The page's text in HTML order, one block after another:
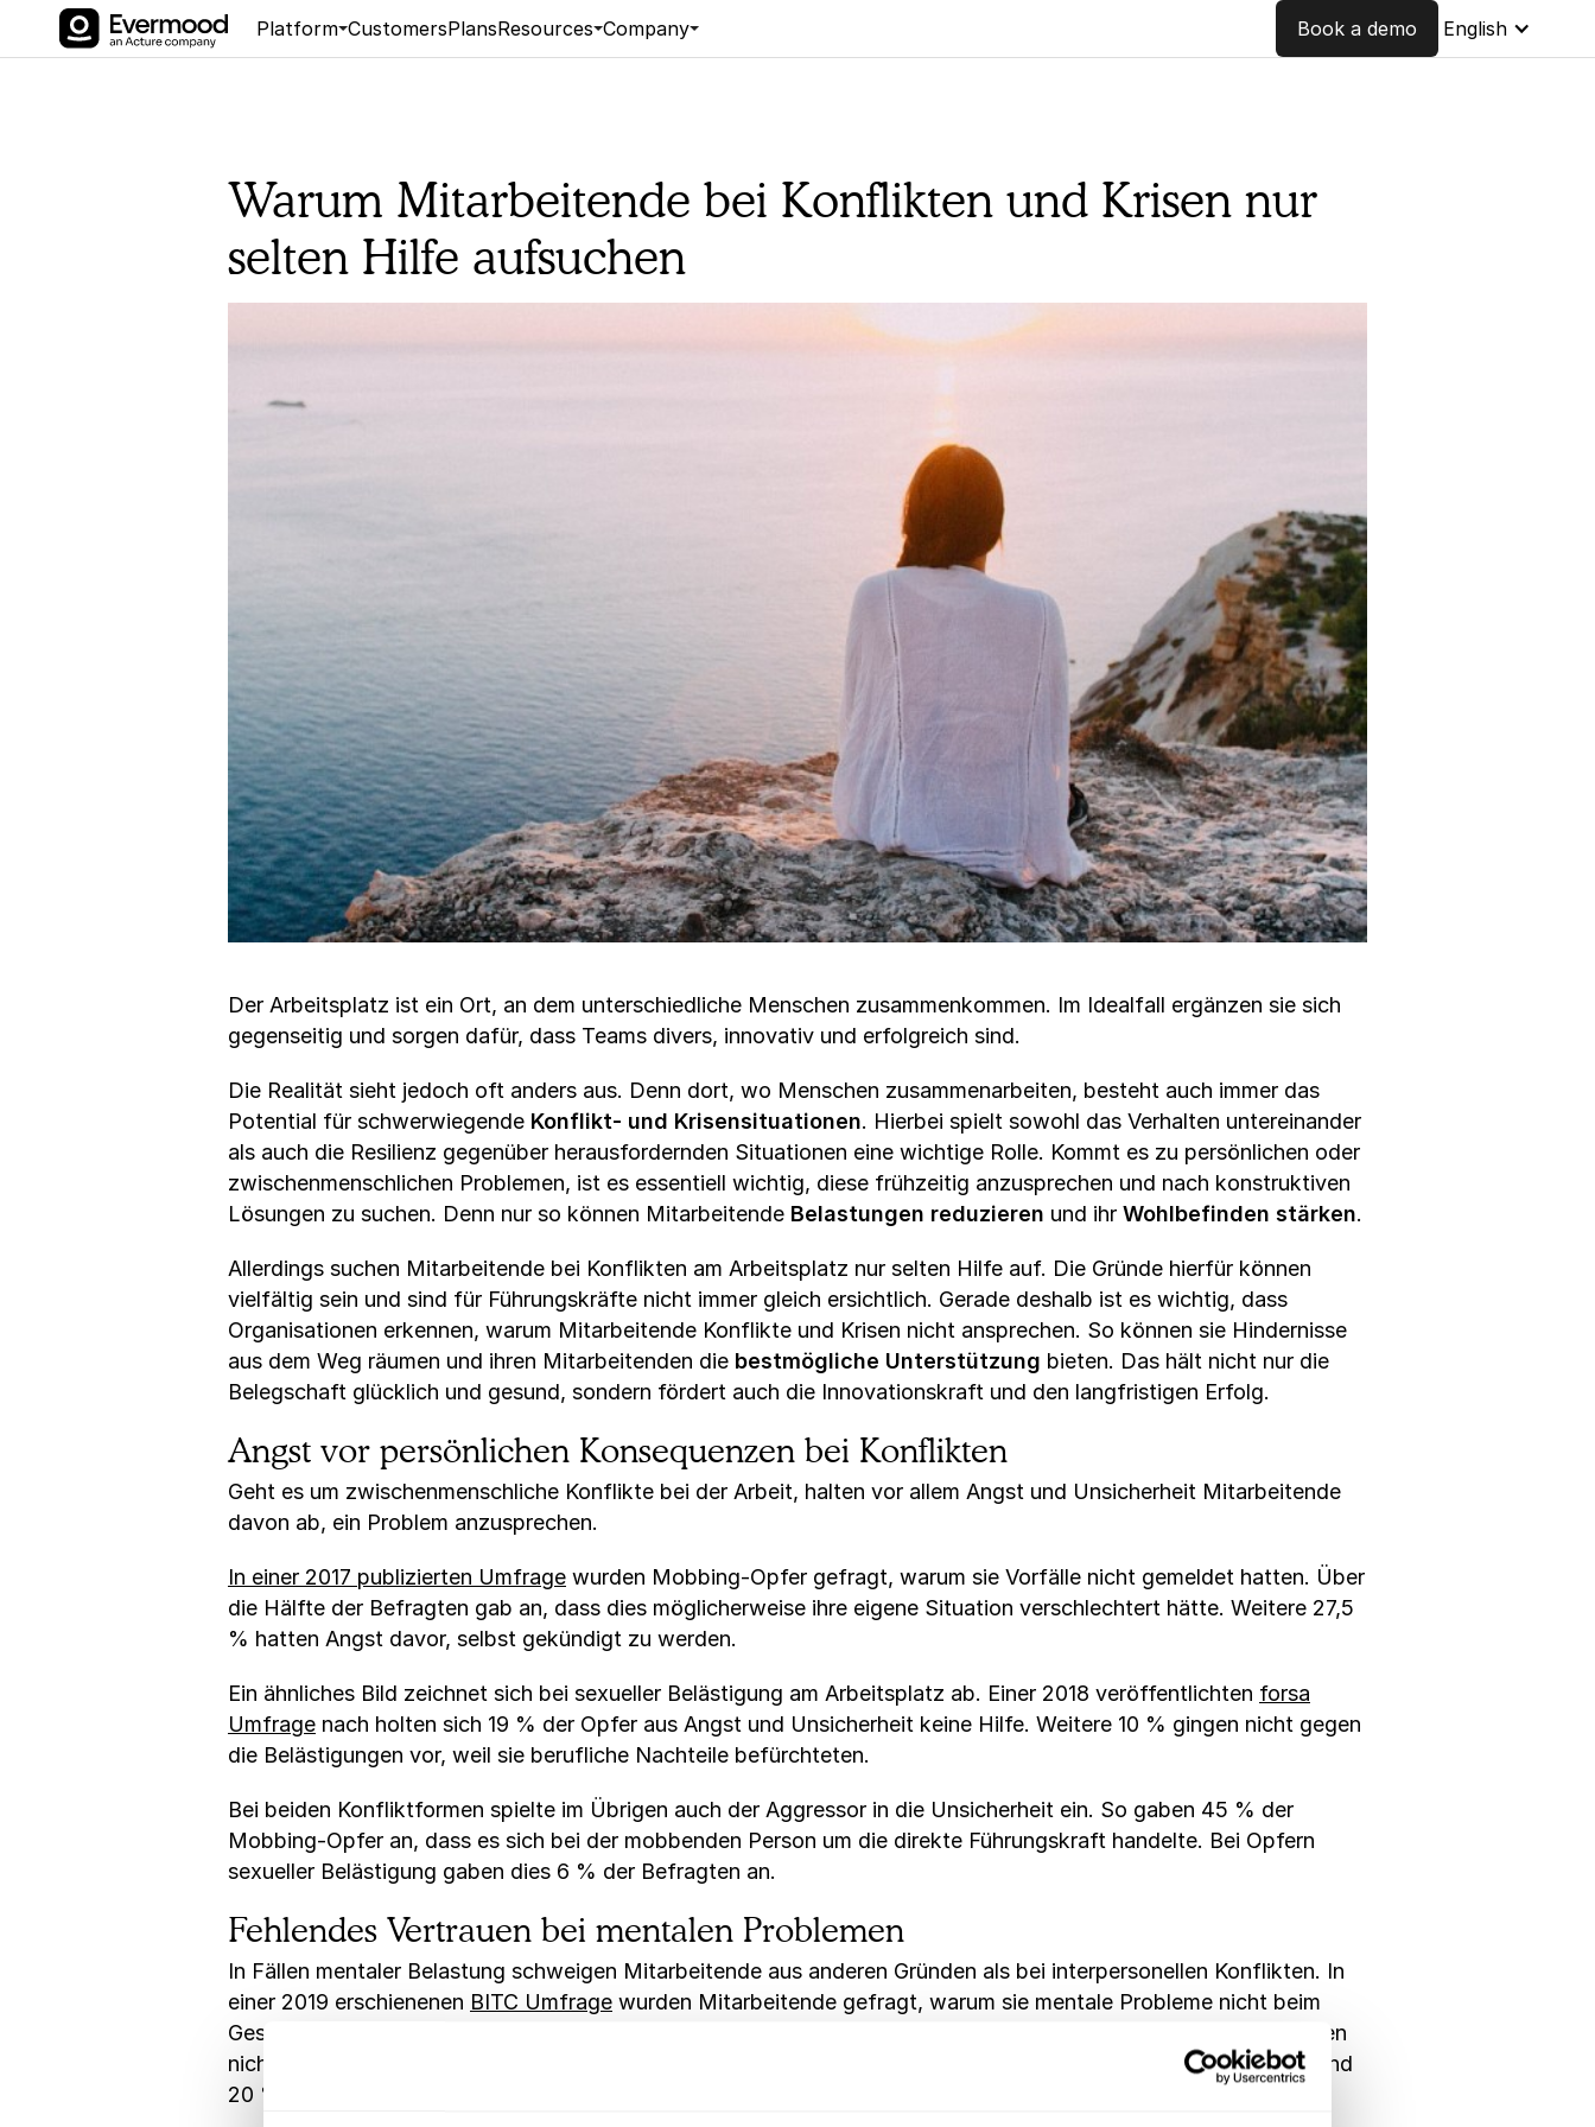
Platform CustomersPlansResources Company Book a demo English
Warum Mitarbeitende bei Konflikten und Krisen nur
selten Hilfe aufsuchen
Der Arbeitsplatz ist ein Ort, an dem unterschiedliche Menschen zusammenkommen. Im Idealfall ergänzen sie sich
gegenseitig und sorgen dafür, dass Teams divers, innovativ und erfolgreich sind.
Die Realität sieht jedoch oft anders aus. Denn dort, wo Menschen zusammenarbeiten, besteht auch immer das
Potential für schwerwiegende Konflikt- und Krisensituationen. Hierbei spielt sowohl das Verhalten untereinander
als auch die Resilienz gegenüber herausfordernden Situationen eine wichtige Rolle. Kommt es zu persönlichen oder
zwischenmenschlichen Problemen, ist es essentiell wichtig, diese frühzeitig anzusprechen und nach konstruktiven
Lösungen zu suchen. Denn nur so können Mitarbeitende Belastungen reduzieren und ihr Wohlbefinden stärken.
Allerdings suchen Mitarbeitende bei Konflikten am Arbeitsplatz nur selten Hilfe auf. Die Gründe hierfür können
vielfältig sein und sind für Führungskräfte nicht immer gleich ersichtlich. Gerade deshalb ist es wichtig, dass
Organisationen erkennen, warum Mitarbeitende Konflikte und Krisen nicht ansprechen. So können sie Hindernisse
aus dem Weg räumen und ihren Mitarbeitenden die bestmögliche Unterstützung bieten. Das hält nicht nur die
Belegschaft glücklich und gesund, sondern fördert auch die Innovationskraft und den langfristigen Erfolg.
Angst vor persönlichen Konsequenzen bei Konflikten
Geht es um zwischenmenschliche Konflikte bei der Arbeit, halten vor allem Angst und Unsicherheit Mitarbeitende
davon ab, ein Problem anzusprechen.
In einer 2017 publizierten Umfrage wurden Mobbing-Opfer gefragt, warum sie Vorfälle nicht gemeldet hatten. Über
die Hälfte der Befragten gab an, dass dies möglicherweise ihre eigene Situation verschlechtert hätte. Weitere 27,5
% hatten Angst davor, selbst gekündigt zu werden.
Ein ähnliches Bild zeichnet sich bei sexueller Belästigung am Arbeitsplatz ab. Einer 2018 veröffentlichten forsa
Umfrage nach holten sich 19 % der Opfer aus Angst und Unsicherheit keine Hilfe. Weitere 10 % gingen nicht gegen
die Belästigungen vor, weil sie berufliche Nachteile befürchteten.
Bei beiden Konfliktformen spielte im Übrigen auch der Aggressor in die Unsicherheit ein. So gaben 45 % der
Mobbing-Opfer an, dass es sich bei der mobbenden Person um die direkte Führungskraft handelte. Bei Opfern
sexueller Belästigung gaben dies 6 % der Befragten an.
Fehlendes Vertrauen bei mentalen Problemen
In Fällen mentaler Belastung schweigen Mitarbeitende aus anderen Gründen als bei interpersonellen Konflikten. In
einer 2019 erschienenen BITC Umfrage wurden Mitarbeitende gefragt, warum sie mentale Probleme nicht beim
Gesundheits- bzw. HR-Management angesprochen hatten. Hierbei glaubten 29 % der Befragten, dass man ihnen
nicht hätte helfen können. Weitere 27 % befürchteten, dass ihr Anliegen nicht vertraulich behandelt wird, während
20 % das Problem gar nicht erst am Arbeitsplatz thematisieren wollten.